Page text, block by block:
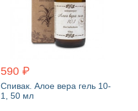
590 ₽
Спивак. Алое вера гель 10-
1, 50 мл